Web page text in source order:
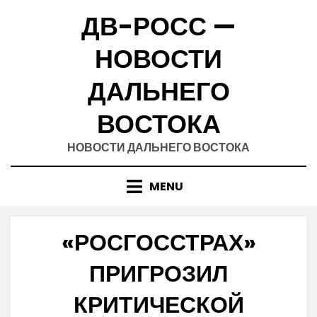
ДВ-РОСС —
НОВОСТИ
ДАЛЬНЕГО
ВОСТОКА
НОВОСТИ ДАЛЬНЕГО ВОСТОКА
MENU
«РОСГОССТРАХ»
ПРИГРОЗИЛ
КРИТИЧЕСКОЙ